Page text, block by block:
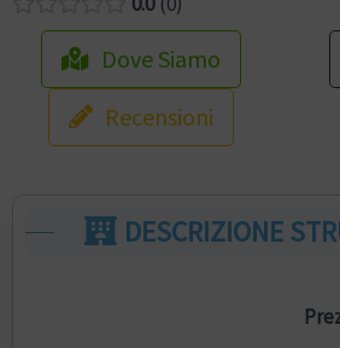
Dove Siamo
Recensioni
DESCRIZIONE